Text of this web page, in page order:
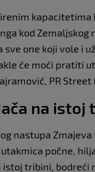
kapacitetima
kod Zemaljskog
sve one koji vole i
će moći pratiti
PR Street
na istoj
nastupa
počne,
istoj tribini, bodreći